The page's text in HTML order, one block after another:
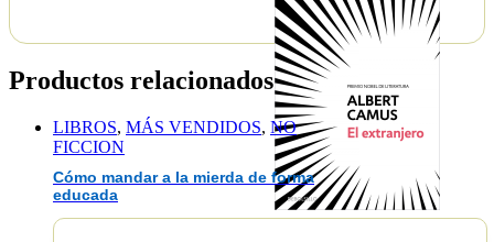
EAN :9788466356138
Productos relacionados
LIBROS, MÁS VENDIDOS, NO
FICCION
Cómo mandar a la mierda de forma
educada